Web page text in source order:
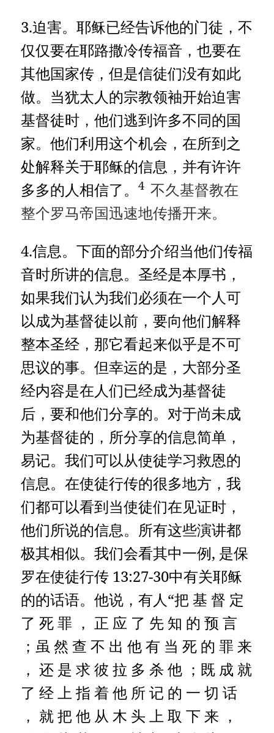
3.迫害。耶稣已经告诉他的门徒，不
仅仅要在耶路撒冷传福音，也要在
其他国家传，但是信徒们没有如此
做。当犹太人的宗教领袖开始迫害
基督徒时，他们逃到许多不同的国
家。他们利用这个机会，在所到之
处解释关于耶稣的信息，并有许许
多多的人相信了。4 不久基督教在
整个罗马帝国迅速地传播开来。
4.信息。下面的部分介绍当他们传福
音时所讲的信息。圣经是本厚书，
如果我们认为我们必须在一个人可
以成为基督徒以前，要向他们解释
整本圣经，那它看起来似乎是不可
思议的事。但幸运的是，大部分圣
经内容是在人们已经成为基督徒
后，要和他们分享的。对于尚未成
为基督徒的，所分享的信息简单，
易记。我们可以从使徒学习救恩的
信息。在使徒行传的很多地方，我
们都可以看到当使徒们在见证时，
他们所说的信息。所有这些演讲都
极其相似。我们会看其中一例, 是保
罗在使徒行传 13:27-30中有关耶稣
的的话语。他说，有人“把 基 督 定
了 死 罪 ， 正 应 了 先 知 的 预 言
；虽 然 查 不 出 他 有 当 死 的 罪 来
， 还 是 求 彼 拉 多 杀 他 ；既 成 就
了 经 上 指 着 他 所 记 的 一 切 话
， 就 把 他 从 木 头 上 取 下 来 ，